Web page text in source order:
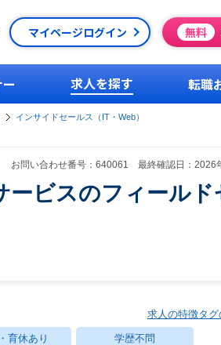
マイページログイン 無料
求人を探す 転職
インサイドセールス（IT・Web）
お問い合わせ番号：640061 最終確認日：2026
ービスのフィールド
求人の特徴タグ
育休あり 学歴不問